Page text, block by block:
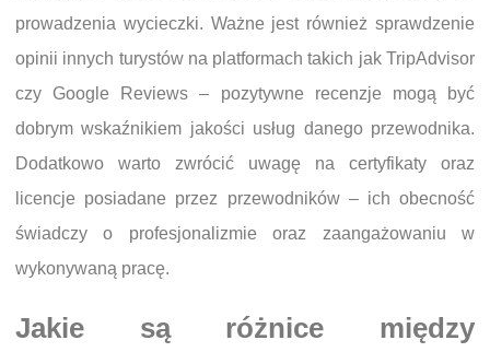
prowadzenia wycieczki. Ważne jest również sprawdzenie
opinii innych turystów na platformach takich jak TripAdvisor
czy Google Reviews – pozytywne recenzje mogą być
dobrym wskaźnikiem jakości usług danego przewodnika.
Dodatkowo warto zwrócić uwagę na certyfikaty oraz
licencje posiadane przez przewodników – ich obecność
świadczy o profesjonalizmie oraz zaangażowaniu w
wykonywaną pracę.
Jakie są różnice między